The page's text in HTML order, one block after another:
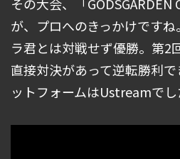
が、プロへのきっかけです
ラ君とは対戦せず優勝。第2
直接対決があって逆転勝利
ットフォームはUstreamでし